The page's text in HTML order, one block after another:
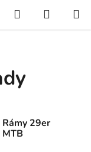
Hledat
KOŠÍK
Rámy 29er
MTB